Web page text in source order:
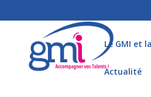
Le GMI et
Actualité